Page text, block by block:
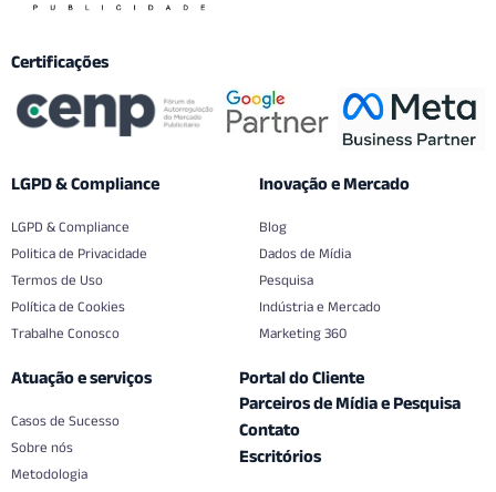
Certificações
LGPD & Compliance
LGPD & Compliance
Politica de Privacidade
Termos de Uso
Política de Cookies
Trabalhe Conosco
Inovação e Mercado
Blog
Dados de Mídia
Pesquisa
Indústria e Mercado
Marketing 360
Atuação e serviços
Casos de Sucesso
Sobre nós
Metodologia
Portal do Cliente
Parceiros de Mídia e Pesquisa
Contato
Escritórios